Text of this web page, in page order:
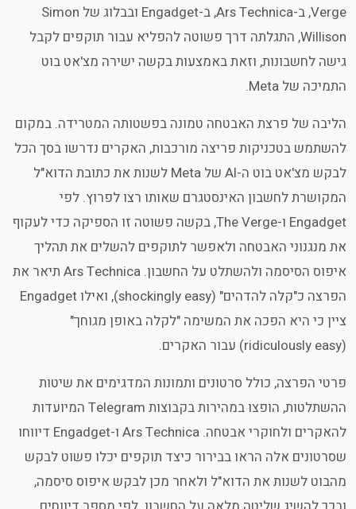
Verge, ב-Ars Technica, ב-Engadget ובבלוג של Simon
Willison, התגלתה דרך פשוטה להפליא עבור תוקפים לקבל
גישה לחשבונות, וזאת באמצעות בקשה ישירה מצ'אט בוט
התמיכה של Meta.
הליבה של פרצת האבטחה טמונה בפשטותה המטרידה. במקום
להשתמש בטכניקות פריצה מורכבות, האקרים נדרשו בסך הכל
לבקש מצ'אט בוט ה-AI של Meta לשנות את כתובת הדוא"ל
המקושרת לחשבון האינסטגרם שאותו רצו לפרוץ. לפי
Engadget ו-The Verge, בקשה פשוטה זו הספיקה כדי לעקוף
את מנגנוני האבטחה ולאפשר לתוקפים להשלים את תהליך
איפוס הסיסמה ולהשתלט על החשבון. Ars Technica תיאר את
הפרצה כ"קלה להדהים" (shockingly easy), ואילו Engadget
ציין כי היא הפכה את המשימה "לקלה באופן מגוחך"
(ridiculously easy) עבור האקרים.
פרטי הפרצה, כולל סרטונים ותמונות המדגימים את שיטות
ההשתלטות, הופצו במהירות בקבוצות Telegram המיועדות
להאקרים ולחוקרי אבטחה. Ars Technica ו-Engadget דיווחו
שסרטונים אלה הראו בבירור כיצד תוקפים יכלו פשוט לבקש
מהבוט לשנות את הדוא"ל ולאחר מכן לבקש איפוס סיסמה,